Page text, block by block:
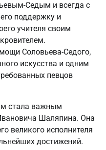
Седым и всегда с
поддержку и
учителя своим
Соловьева-Седого,
искусства и одним
певцов
стала важным
Шаляпина. Она
великого исполнителя
достижений.